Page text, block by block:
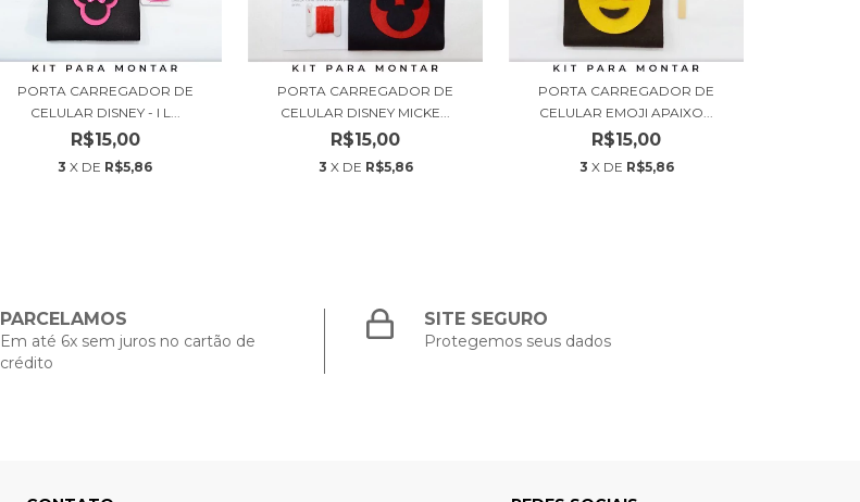
PORTA CARREGADOR DE
CELULAR DISNEY - I L...
R$15,00
3 X DE R$5,86
PORTA CARREGADOR DE
CELULAR DISNEY MICKE...
R$15,00
3 X DE R$5,86
PORTA CARREGADOR DE
CELULAR EMOJI APAIXO...
R$15,00
3 X DE R$5,86
PARCELAMOS
Em até 6x sem juros no cartão de
crédito
SITE SEGURO
Protegemos seus dados